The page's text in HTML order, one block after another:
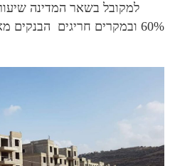
למקובל בשאר המדינה
60% ובמקרים חריגים